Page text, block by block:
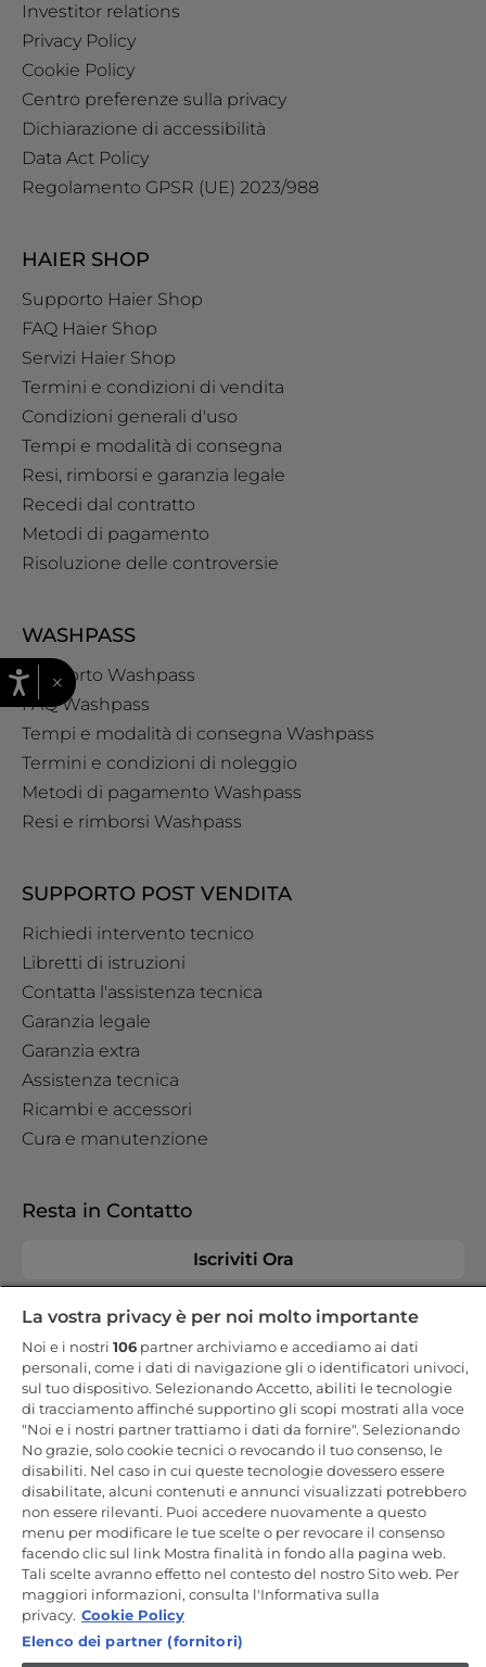
Investitor relations
Privacy Policy
Cookie Policy
Centro preferenze sulla privacy
Dichiarazione di accessibilità
Data Act Policy
Regolamento GPSR (UE) 2023/988
HAIER SHOP
Supporto Haier Shop
FAQ Haier Shop
Servizi Haier Shop
Termini e condizioni di vendita
Condizioni generali d'uso
Tempi e modalità di consegna
Resi, rimborsi e garanzia legale
Recedi dal contratto
Metodi di pagamento
Risoluzione delle controversie
WASHPASS
Supporto Washpass
FAQ Washpass
Tempi e modalità di consegna Washpass
Termini e condizioni di noleggio
Metodi di pagamento Washpass
Resi e rimborsi Washpass
SUPPORTO POST VENDITA
Richiedi intervento tecnico
Libretti di istruzioni
Contatta l'assistenza tecnica
Garanzia legale
Garanzia extra
Assistenza tecnica
Ricambi e accessori
Cura e manutenzione
Resta in Contatto
Iscriviti Ora
CANDY HOOVER GROUP S.r.I. - a Socio Unico - SEDE LEGALE: Via
Comolli, 57 - 20861 Brugherio (MB) - Italia - SEDI AMMINISTRATIVE:
Via Privata Eden Fumagalli snc - 20861 Brugherio (MB) e Via Trento
n. 20/A-22 - 20871 Vimercate (MB) - Italia - Tel.: +39.039.2086.1 - Fax:
+39.039.2086.237 - Capitale sociale € 35.000.000,00 i.v. - Cod.
Fiscale e n. iscr. al Registro Imprese di Milano-Monza-Brianza-Lodi
04666310158 - P. IVA 00786860965 - Numero REA: MB-1033934 -
Autorizzazione IT AEOF 211870 - Società soggetta ad attività di
direzione e coordinamento di Candy S.p.A. - Casella PEC:
candyhoovergroupsrl@legalmail.it
IT / Italiano
×
La vostra privacy è per noi molto importante
Noi e i nostri 106 partner archiviamo e accediamo ai dati
personali, come i dati di navigazione gli o identificatori univoci,
sul tuo dispositivo. Selezionando Accetto, abiliti le tecnologie
di tracciamento affinché supportino gli scopi mostrati alla voce
"Noi e i nostri partner trattiamo i dati da fornire". Selezionando
No grazie, solo cookie tecnici o revocando il tuo consenso, le
disabiliti. Nel caso in cui queste tecnologie dovessero essere
disabilitate, alcuni contenuti e annunci visualizzati potrebbero
non essere rilevanti. Puoi accedere nuovamente a questo
menu per modificare le tue scelte o per revocare il consenso
facendo clic sul link Mostra finalità in fondo alla pagina web.
Tali scelte avranno effetto nel contesto del nostro Sito web. Per
maggiori informazioni, consulta l'Informativa sulla
privacy. Cookie Policy
Elenco dei partner (fornitori)